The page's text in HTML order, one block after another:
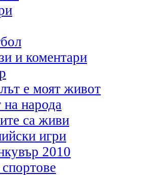
и коментари
е моят живот
на народа
са живи
игри
2010